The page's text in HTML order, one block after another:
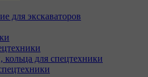
для экскаваторов
для спецтехники